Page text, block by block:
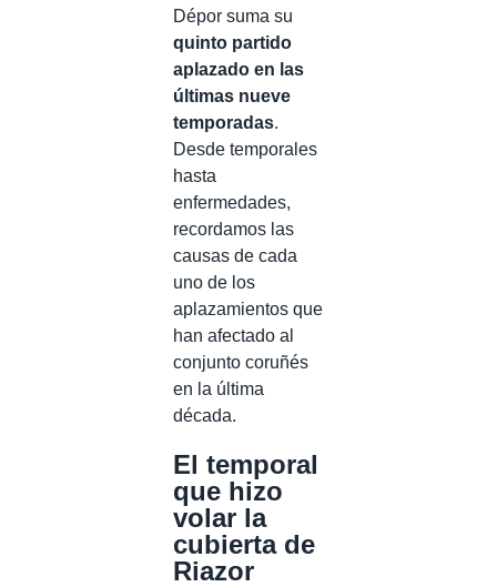
Dépor suma su
quinto partido
aplazado en las
últimas nueve
temporadas.
Desde temporales
hasta
enfermedades,
recordamos las
causas de cada
uno de los
aplazamientos que
han afectado al
conjunto coruñés
en la última
década.
El temporal
que hizo
volar la
cubierta de
Riazor